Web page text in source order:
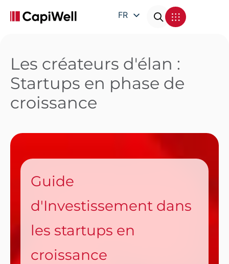
FR
IT
Les créateurs d'élan :
Startups en phase de
croissance
Guide
d'Investissement dans
les startups en
croissance